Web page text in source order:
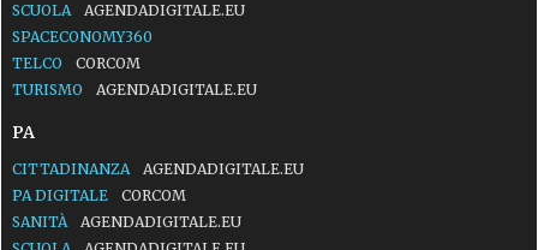
SCUOLA
AGENDADIGITALE.EU
SPACECONOMY360
TELCO
CORCOM
TURISMO
AGENDADIGITALE.EU
PA
CITTADINANZA
AGENDADIGITALE.EU
PA DIGITALE
CORCOM
SANITÀ
AGENDADIGITALE.EU